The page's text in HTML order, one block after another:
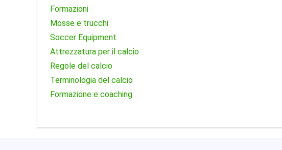
Formazioni
Mosse e trucchi
Soccer Equipment
Attrezzatura per il calcio
Regole del calcio
Terminologia del calcio
Formazione e coaching